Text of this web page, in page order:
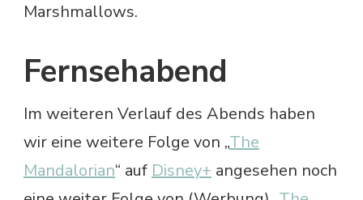
Marshmallows.
Fernsehabend
Im weiteren Verlauf des Abends haben
wir eine weitere Folge von „The
Mandalorian“ auf Disney+ angesehen noch